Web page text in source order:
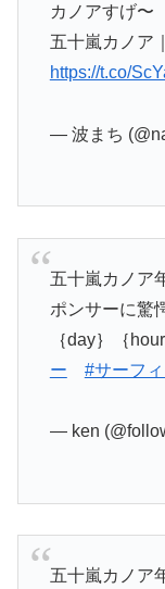
カノアすげ〜
五十嵐カノア
https://t.co/
— 波まち
五十嵐カノア
ポンサーに驚
｛day｝｛hour
ー
#サーフ
— ken
五十嵐カノア